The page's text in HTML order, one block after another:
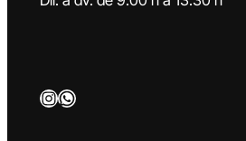
InstagramWhatsApp